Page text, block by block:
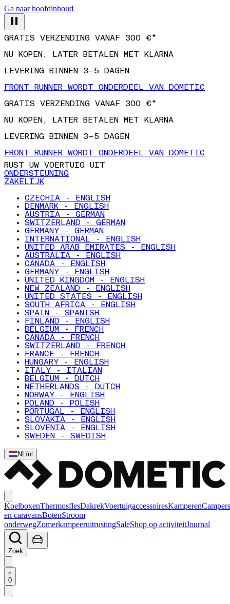
Ga naar hoofdinhoud
NU KOPEN, LATER BETALEN MET KLARNA
LEVERING BINNEN 3–5 DAGEN
FRONT RUNNER WORDT ONDERDEEL VAN DOMETIC
GRATIS VERZENDING VANAF 300 €*
NU KOPEN, LATER BETALEN MET KLARNA
LEVERING BINNEN 3–5 DAGEN
FRONT RUNNER WORDT ONDERDEEL VAN DOMETIC
RUST UW VOERTUIG UIT
ONDERSTEUNING
ZAKELIJK
CZECHIA - ENGLISH
DENMARK - ENGLISH
AUSTRIA - GERMAN
SWITZERLAND - GERMAN
GERMANY - GERMAN
INTERNATIONAL - ENGLISH
UNITED ARAB EMIRATES - ENGLISH
AUSTRALIA - ENGLISH
CANADA - ENGLISH
GERMANY - ENGLISH
UNITED KINGDOM - ENGLISH
NEW ZEALAND - ENGLISH
UNITED STATES - ENGLISH
SOUTH AFRICA - ENGLISH
SPAIN - SPANISH
FINLAND - ENGLISH
BELGIUM - FRENCH
CANADA - FRENCH
SWITZERLAND - FRENCH
FRANCE - FRENCH
HUNGARY - ENGLISH
ITALY - ITALIAN
BELGIUM - DUTCH
NETHERLANDS - DUTCH
NORWAY - ENGLISH
POLAND - POLISH
PORTUGAL - ENGLISH
SLOVAKIA - ENGLISH
SLOVENIA - ENGLISH
SWEDEN - SWEDISH
NL/nl
KoelboxenThermosflesDakrekVoertuigaccessoiresKamperenCampers
en caravansBotenStroom
onderwegZomerkampeeruitrustingSaleShop op activiteitJournal
Zoek
0